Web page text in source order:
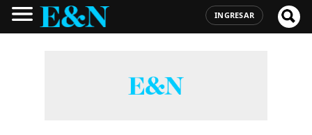
INGRESAR